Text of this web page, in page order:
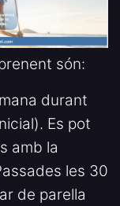
són:
durant
Es pot
amb la
les 30
de parella